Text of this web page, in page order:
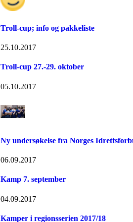
Troll-cup; info og pakkeliste
25.10.2017
Troll-cup 27.-29. oktober
05.10.2017
Ny undersøkelse fra Norges
06.09.2017
Kamp 7. september
04.09.2017
Kamper i regionsserien 2017/18